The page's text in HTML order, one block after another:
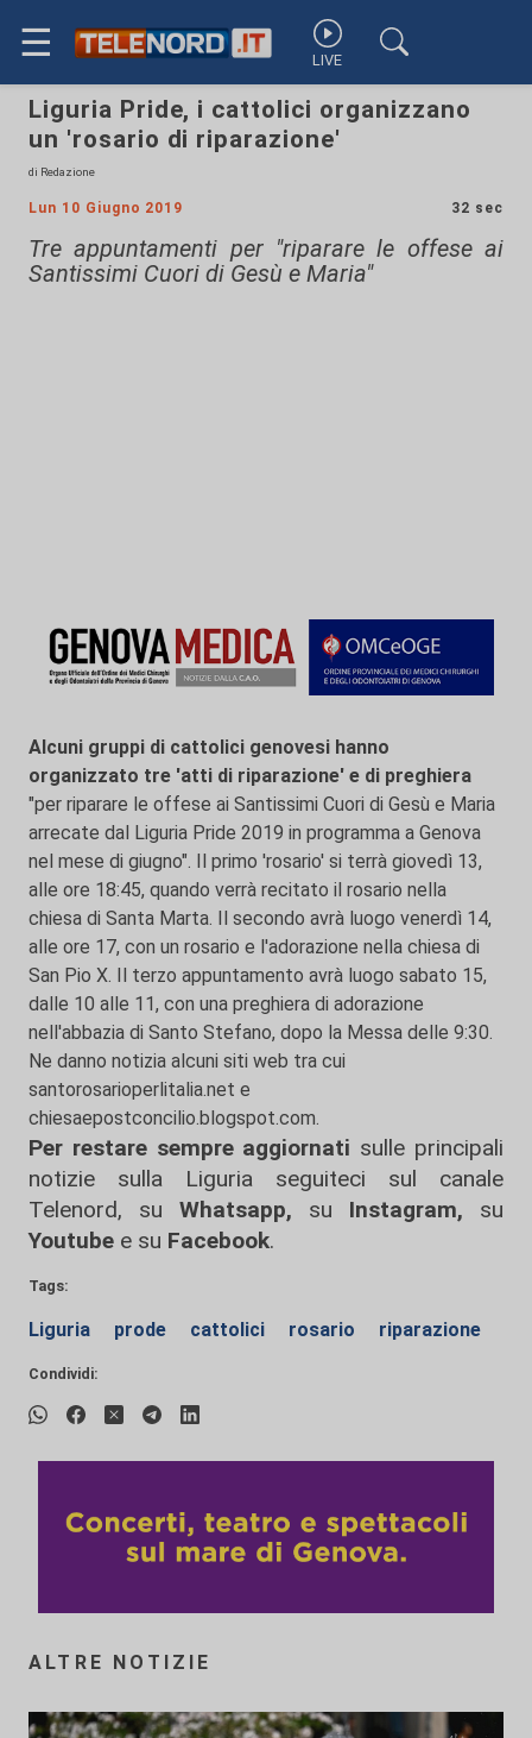
☰ LIVE
Liguria Pride, i cattolici organizzano
un 'rosario di riparazione'
di Redazione
Lun 10 Giugno 2019 32 sec
Tre appuntamenti per "riparare le offese ai
Santissimi Cuori di Gesù e Maria"
Alcuni gruppi di cattolici genovesi hanno
organizzato tre 'atti di riparazione' e di preghiera
"per riparare le offese ai Santissimi Cuori di Gesù e Maria
arrecate dal Liguria Pride 2019 in programma a Genova
nel mese di giugno". Il primo 'rosario' si terrà giovedì 13,
alle ore 18:45, quando verrà recitato il rosario nella
chiesa di Santa Marta. Il secondo avrà luogo venerdì 14,
alle ore 17, con un rosario e l'adorazione nella chiesa di
San Pio X. Il terzo appuntamento avrà luogo sabato 15,
dalle 10 alle 11, con una preghiera di adorazione
nell'abbazia di Santo Stefano, dopo la Messa delle 9:30.
Ne danno notizia alcuni siti web tra cui
santorosarioperlitalia.net e
chiesaepostconcilio.blogspot.com.
Per restare sempre aggiornati sulle principali
notizie sulla Liguria seguiteci sul canale
Telenord, su
Whatsapp, su Instagram, su
Youtube e su Facebook.
Tags:
Liguria prode cattolici rosario riparazione
Condividi:
ALTRE NOTIZIE